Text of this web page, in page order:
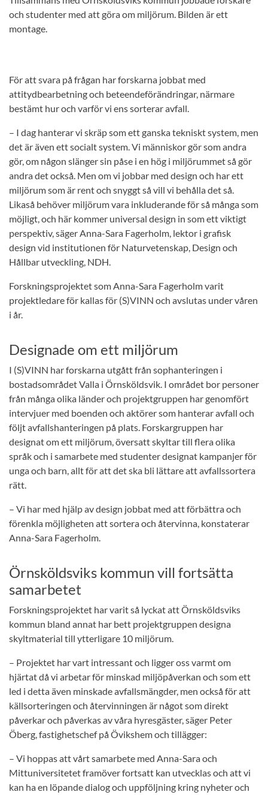
och studenter med att göra om miljörum. Bilden är ett
montage.
För att svara på frågan har forskarna jobbat med
attitydbearbetning och beteendeförändringar, närmare
bestämt hur och varför vi ens sorterar avfall.
– I dag hanterar vi skräp som ett ganska tekniskt system, men
det är även ett socialt system. Vi människor gör som andra
gör, om någon slänger sin påse i en hög i miljörummet så gör
andra det också. Men om vi jobbar med design och har ett
miljörum som är rent och snyggt så vill vi behålla det så.
Likaså behöver miljörum vara inkluderande för så många som
möjligt, och här kommer universal design in som ett viktigt
perspektiv, säger Anna-Sara Fagerholm, lektor i grafisk
design vid institutionen för Naturvetenskap, Design och
Hållbar utveckling, NDH.
Forskningsprojektet som Anna-Sara Fagerholm varit
projektledare för kallas för (S)VINN och avslutas under våren
i år.
Designade om ett miljörum
I (S)VINN har forskarna utgått från sophanteringen i
bostadsområdet Valla i Örnsköldsvik. I området bor personer
från många olika länder och projektgruppen har genomfört
intervjuer med boenden och aktörer som hanterar avfall och
följt avfallshanteringen på plats. Forskargruppen har
designat om ett miljörum, översatt skyltar till flera olika
språk och i samarbete med studenter designat kampanjer för
unga och barn, allt för att det ska bli lättare att avfallssortera
rätt.
– Vi har med hjälp av design jobbat med att förbättra och
förenkla möjligheten att sortera och återvinna, konstaterar
Anna-Sara Fagerholm.
Örnsköldsviks kommun vill fortsätta
samarbetet
Forskningsprojektet har varit så lyckat att Örnsköldsviks
kommun bland annat har bett projektgruppen designa
skyltmaterial till ytterligare 10 miljörum.
– Projektet har vart intressant och ligger oss varmt om
hjärtat då vi arbetar för minskad miljöpåverkan och som ett
led i detta även minskade avfallsmängder, men också för att
källsorteringen och återvinningen är något som direkt
påverkar och påverkas av våra hyresgäster, säger Peter
Öberg, fastighetschef på Övikshem och tillägger:
– Vi hoppas att vårt samarbete med Anna-Sara och
Mittuniversitetet framöver fortsatt kan utvecklas och att vi
kan ha en löpande dialog och uppföljning kring nyheter och